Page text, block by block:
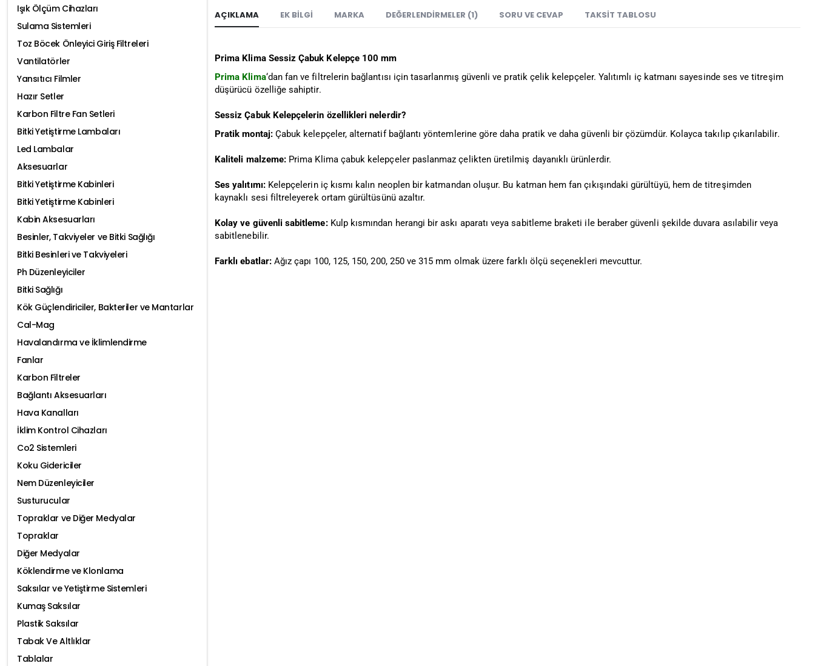
AÇIKLAMA EK BILGI MARKA DEĞERLENDIRMELER (1) SORU VE CEVAP TAKSIT TABLOSU
Prima Klima Sessiz Çabuk Kelepçe 100 mm
Prima Klima‘dan fan ve filtrelerin bağlantısı için tasarlanmış güvenli ve pratik çelik kelepçeler. Yalıtımlı iç katmanı sayesinde ses ve titreşim
düşürücü özelliğe sahiptir.
Sessiz Çabuk Kelepçelerin özellikleri nelerdir?
Pratik montaj: Çabuk kelepçeler, alternatif bağlantı yöntemlerine göre daha pratik ve daha güvenli bir çözümdür. Kolayca takılıp çıkarılabilir.
Kaliteli malzeme: Prima Klima çabuk kelepçeler paslanmaz çelikten üretilmiş dayanıklı ürünlerdir.
Ses yalıtımı:Kelepçelerin iç kısmı kalın neoplen bir katmandan oluşur. Bu katman hem fan çıkışındaki gürültüyü, hem de titreşimden
kaynaklı sesi filtreleyerek ortam gürültüsünü azaltır.
Kolay ve güvenli sabitleme:Kulp kısmından herangi bir askı aparatı veya sabitleme braketi ile beraber güvenli şekilde duvara asılabilir veya
sabitlenebilir.
Farklı ebatlar:Ağız çapı 100, 125, 150, 200, 250 ve 315 mm olmak üzere farklı ölçü seçenekleri mevcuttur.
Işık Ölçüm Cihazları
Sulama Sistemleri
Toz Böcek Önleyici Giriş Filtreleri
Vantilatörler
Yansıtıcı Filmler
Hazır Setler
Karbon Filtre Fan Setleri
Bitki Yetiştirme Lambaları
Led Lambalar
Aksesuarlar
Bitki Yetiştirme Kabinleri
Bitki Yetiştirme Kabinleri
Kabin Aksesuarları
Besinler, Takviyeler ve Bitki Sağlığı
Bitki Besinleri ve Takviyeleri
Ph Düzenleyiciler
Bitki Sağlığı
Kök Güçlendiriciler, Bakteriler ve Mantarlar
Cal-Mag
Havalandırma ve İklimlendirme
Fanlar
Karbon Filtreler
Bağlantı Aksesuarları
Hava Kanalları
İklim Kontrol Cihazları
Co2 Sistemleri
Koku Gidericiler
Nem Düzenleyiciler
Susturucular
Topraklar ve Diğer Medyalar
Topraklar
Diğer Medyalar
Köklendirme ve Klonlama
Saksılar ve Yetiştirme Sistemleri
Kumaş Saksılar
Plastik Saksılar
Tabak Ve Altlıklar
Tablalar